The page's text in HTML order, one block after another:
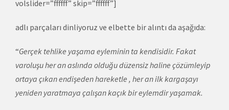
volslider=”ffffff” skip=”ffffff”]
adlı parçaları dinliyoruz ve elbette bir alıntı da aşağıda:
“Gerçek tehlike yaşama eyleminin ta kendisidir. Fakat
varoluşu her an aslında olduğu düzensiz haline çözümleyip
ortaya çıkan endişeden hareketle , her an ilk kargaşayı
yeniden yaratmaya çalışan kaçık bir eylemdir yaşamak.